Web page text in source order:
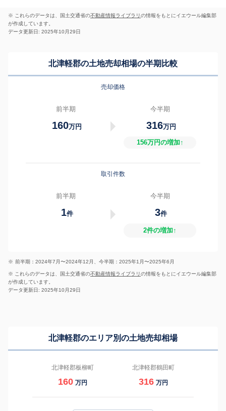
※ これらのデータは、国土交通省の不動産情報ライブラリの情報をもとにイエウール編集部
が作成しています。
データ更新日: 2025年10月29日
北津軽郡の土地売却相場の半期比較
売却価格
前半期
160万円
今半期
316万円
156万円の増加↑
取引件数
前半期
1件
今半期
3件
2件の増加↑
※ 前半期：2024年7月〜2024年12月、今半期：2025年1月〜2025年6月
※ これらのデータは、国土交通省の不動産情報ライブラリの情報をもとにイエウール編集部
が作成しています。
データ更新日: 2025年10月29日
北津軽郡のエリア別の土地売却相場
北津軽郡板柳町
160 万円
北津軽郡鶴田町
316 万円